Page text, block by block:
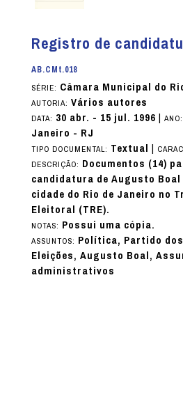
Registro de
AB.CMt.018
SÉRIE: Câmara Municipal do
AUTORIA: Vários autores
DATA: 30 abr. - 15 jul. 1996| ANO:
Janeiro - RJ
TIPO DOCUMENTAL: Textual |
DESCRIÇÃO: Documentos (14)
candidatura de Augusto
cidade do Rio de Janeiro no
Eleitoral (TRE).
NOTAS: Possui uma cópia.
ASSUNTOS: Política, Partido
Eleições, Augusto Boal,
administrativos